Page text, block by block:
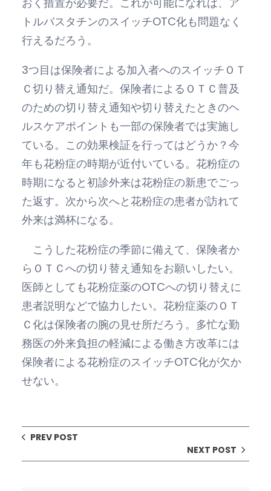
トルバスタチンのスイッチOTC化も問題なく
行えるだろう。
3つ目は保険者による加入者へのスイッチＯＴ
Ｃ切り替え通知だ。保険者によるＯＴＣ普及
のための切り替え通知や切り替えたときのヘ
ルスケアポイントも一部の保険者では実施し
ている。この効果検証を行ってはどうか？今
年も花粉症の時期が近付いている。花粉症の
時期になると初診外来は花粉症の新患でごっ
た返す。次から次へと花粉症の患者が訪れて
外来は満杯になる。
こうした花粉症の季節に備えて、保険者か
らＯＴＣへの切り替え通知をお願いしたい。
医師としても花粉症薬のOTCへの切り替えに
患者説明などで協力したい。花粉症薬のＯＴ
Ｃ化は保険者の腕の見せ所だろう。多忙な勤
務医の外来負担の軽減による働き方改革には
保険者による花粉症のスイッチOTC化が欠か
せない。
PREV POST
NEXT POST